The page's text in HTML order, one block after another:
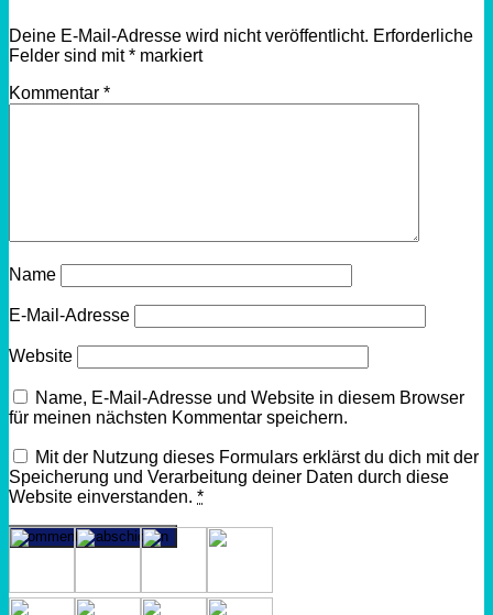
Deine E-Mail-Adresse wird nicht veröffentlicht. Erforderliche
Felder sind mit* markiert
Kommentar *
Name
E-Mail-Adresse
Website
Name, E-Mail-Adresse und Website in diesem Browser
für meinen nächsten Kommentar speichern.
Mit der Nutzung dieses Formulars erklärst du dich mit der
Speicherung und Verarbeitung deiner Daten durch diese
Website einverstanden. *